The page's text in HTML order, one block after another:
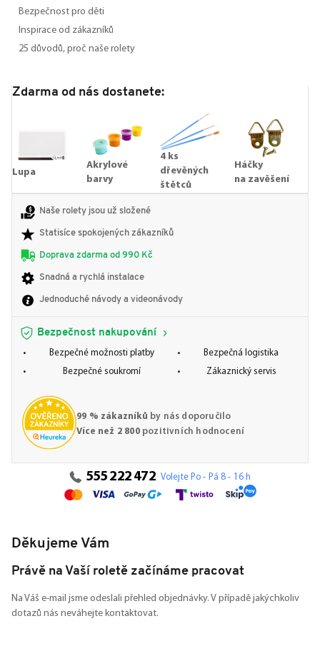
Bezpečnost pro děti
Inspirace od zákazníků
25 důvodů, proč naše rolety
Zdarma od nás dostanete:
Lupa
Akrylové
barvy
4 ks
dřevěných
štětců
Háčky
na zavěšení
Naše rolety jsou už složené
Statisíce spokojených zákazníků
Doprava zdarma od 990 Kč
Snadná a rychlá instalace
Jednoduché návody a videonávody
Bezpečnost nakupování
Bezpečné možnosti platby
Bezpečná logistika
Bezpečné soukromí
Zákaznický servis
99 % zákazníků by nás doporučilo
Více než 2 800pozitivních hodnocení
555 222 472 Volejte Po - Pá 8 - 16 h
Děkujeme Vám
Právě na Vaší roletě začínáme pracovat
Na Váš e-mail jsme odeslali přehled objednávky. V případě jakýchkoliv
dotazů nás neváhejte kontaktovat.